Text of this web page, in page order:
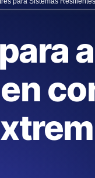
Detecta
más en el blog
Blog
en el blog